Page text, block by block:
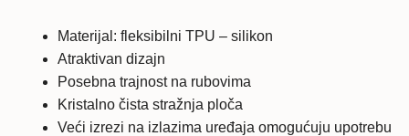
Materijal: fleksibilni TPU – silikon
Atraktivan dizajn
Posebna trajnost na rubovima
Kristalno čista stražnja ploča
Veći izrezi na izlazima uređaja omogućuju upotrebu